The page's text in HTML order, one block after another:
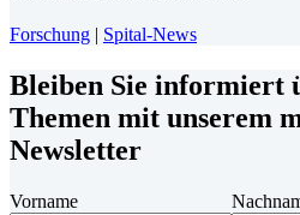
Forschung | Spital-News
Bleiben Sie informiert
Themen mit unserem
Newsletter
Vorname